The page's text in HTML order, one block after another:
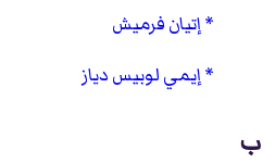
إتيان فرميش
إيمي لوبيس دياز
ب